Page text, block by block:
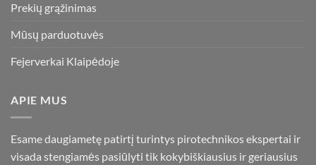
Prekių grąžinimas
Mūsų parduotuvės
Fejerverkai Klaipėdoje
APIE MUS
Esame daugiametę patirtį turintys pirotechnikos ekspertai ir
visada stengiamės pasiūlyti tik kokybiškiausius ir geriausius